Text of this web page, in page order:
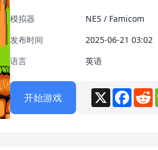
模拟器 NES / Famicom
发布时间
2025-06-21 03:02
语言
英语
开始游戏 X